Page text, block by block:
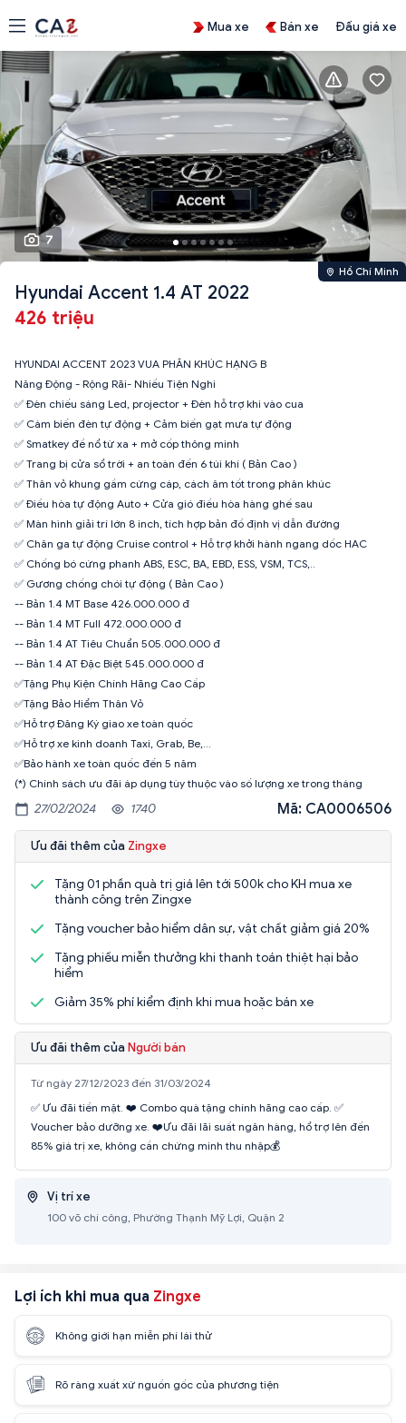
Mua xe Bán xe Đấu giá xe
7
Hồ Chí Minh
Hyundai Accent 1.4 AT 2022
426 triệu
HYUNDAI ACCENT 2023 VUA PHÂN KHÚC HẠNG B
Năng Động - Rộng Rãi- Nhiều Tiện Nghi
✅ Đèn chiếu sáng Led, projector + Đèn hỗ trợ khi vào cua
✅ Cám biến đèn tự động + Cảm biến gạt mưa tự động
✅ Smatkey đề nổ từ xa + mở cốp thông minh
✅ Trang bị cửa sổ trời + an toàn đến 6 túi khí ( Bản Cao )
✅ Thân vỏ khung gầm cứng cáp, cách âm tốt trong phân khúc
✅ Điều hòa tự động Auto + Cửa gió điều hòa hàng ghế sau
✅ Màn hình giải trí lớn 8 inch, tích hợp bản đồ định vị dẫn đường
✅ Chân ga tự động Cruise control + Hỗ trợ khởi hành ngang dốc HAC
✅ Chống bó cứng phanh ABS, ESC, BA, EBD, ESS, VSM, TCS,..
✅ Gương chống chói tự động ( Bản Cao )
-- Bản 1.4 MT Base 426.000.000 đ
-- Bản 1.4 MT Full 472.000.000 đ
-- Bản 1.4 AT Tiêu Chuẩn 505.000.000 đ
-- Bản 1.4 AT Đặc Biệt 545.000.000 đ
✅Tặng Phụ Kiện Chính Hãng Cao Cấp
✅Tặng Bảo Hiểm Thân Vỏ
✅Hỗ trợ Đăng Ký giao xe toàn quốc
✅Hỗ trợ xe kinh doanh Taxi, Grab, Be,...
✅Bảo hành xe toàn quốc đến 5 năm
(*) Chính sách ưu đãi áp dụng tùy thuộc vào số lượng xe trong tháng
27/02/2024 1740 Mã: CA0006506
Ưu đãi thêm của Zingxe
Tặng 01 phần quà trị giá lên tới 500k cho KH mua xe
thành công trên Zingxe
Tặng voucher bảo hiểm dân sự, vật chất giảm giá 20%
Tặng phiếu miễn thưởng khi thanh toán thiệt hại bảo
hiểm
Giảm 35% phí kiểm định khi mua hoặc bán xe
Ưu đãi thêm của Người bán
Từ ngày 27/12/2023 đến 31/03/2024
✅ Ưu đãi tiền mặt. ❤️ Combo quà tặng chính hãng cao cấp. ✅
Voucher bảo dưỡng xe. ❤️Ưu đãi lãi suất ngân hàng, hổ trợ lên đến
85% giá trị xe, không cần chứng minh thu nhập💰
Vị trí xe
100 võ chí công, Phường Thạnh Mỹ Lợi, Quận 2
Lợi ích khi mua qua Zingxe
Không giới hạn miễn phí lái thử
Rõ ràng xuất xứ nguồn gốc của phương tiện